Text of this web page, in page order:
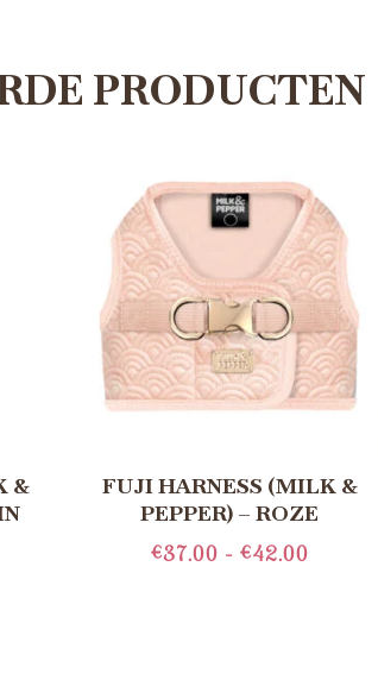
PRODUCTEN
&
FUJI HARNESS (MILK &
PEPPER) – ROZE
€37.00 - €42.00